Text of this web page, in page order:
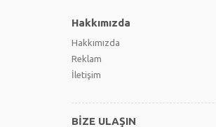
Hakkımızda
Hakkımızda
Reklam
İletişim
BİZE ULAŞIN